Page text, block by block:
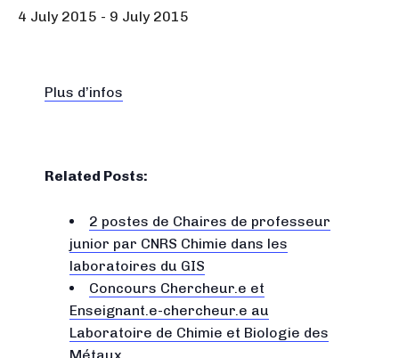
4 July 2015 - 9 July 2015
Plus d’infos
Related Posts:
2 postes de Chaires de professeur
junior par CNRS Chimie dans les
laboratoires du GIS
Concours Chercheur.e et
Enseignant.e-chercheur.e au
Laboratoire de Chimie et Biologie des